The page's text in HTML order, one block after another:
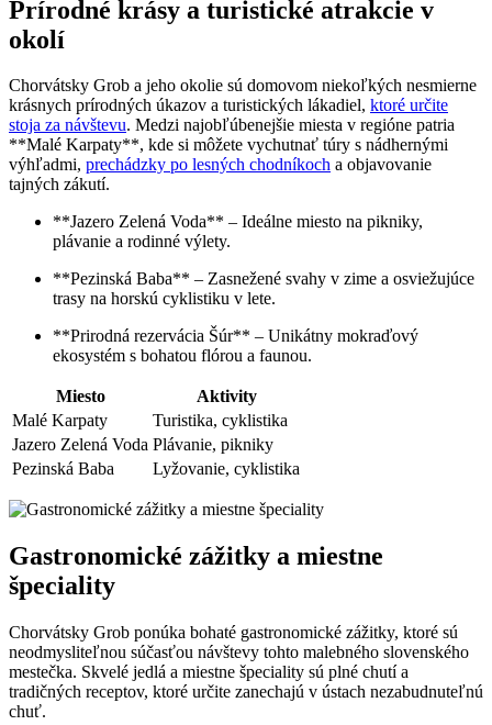
Prírodné krásy a turistické atrakcie v
okolí
Chorvátsky Grob a jeho okolie sú domovom niekoľkých nesmierne
krásnych prírodných úkazov a turistických lákadiel, ktoré určite
stoja za návštevu. Medzi najobľúbenejšie miesta v regióne patria
**Malé Karpaty**, kde si môžete vychutnať túry s nádhernými
výhľadmi, prechádzky po lesných chodníkoch a objavovanie
tajných zákutí.
**Jazero Zelená Voda** – Ideálne miesto na pikniky,
plávanie a rodinné výlety.
**Pezinská Baba** – Zasnežené svahy v zime a osviežujúce
trasy na horskú cyklistiku v lete.
**Prirodná rezervácia Šúr** – Unikátny mokraďový
ekosystém s bohatou flórou a faunou.
Miesto
Aktivity
Malé Karpaty
Turistika, cyklistika
Jazero Zelená Voda Plávanie, pikniky
Pezinská Baba
Lyžovanie, cyklistika
Gastronomické zážitky a miestne
špeciality
Chorvátsky Grob ponúka bohaté gastronomické zážitky, ktoré sú
neodmysliteľnou súčasťou návštevy tohto malebného slovenského
mestečka. Skvelé jedlá a miestne špeciality sú plné chutí a
tradičných receptov, ktoré určite zanechajú v ústach nezabudnuteľnú
chuť.